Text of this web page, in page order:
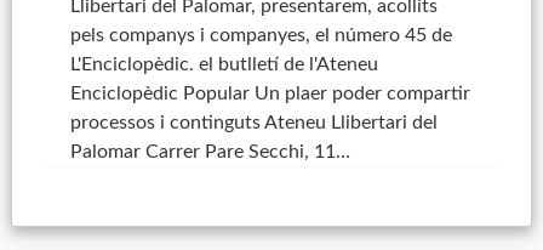
Llibertari del Palomar, presentarem, acollits
pels companys i companyes, el número 45 de
L'Enciclopèdic. el butlletí de l'Ateneu
Enciclopèdic Popular Un plaer poder compartir
processos i continguts Ateneu Llibertari del
Palomar Carrer Pare Secchi, 11…